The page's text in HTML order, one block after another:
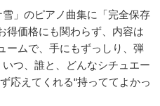
」のピアノ曲集に「完全保存
得価格にも関わらず、内容は
ームで、手にもずっしり、弾
つ、誰と、どんなシチュエー
応えてくれる“持っててよかっ